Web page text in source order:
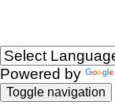
Powered by
Toggle navigation